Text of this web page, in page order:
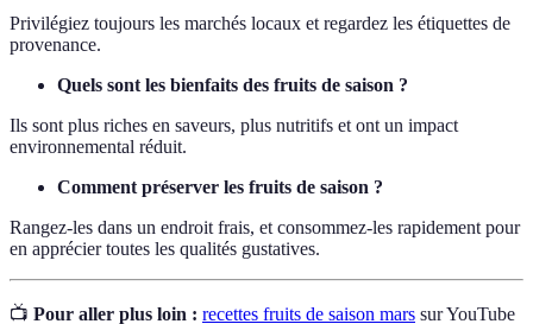
Privilégiez toujours les marchés locaux et regardez les étiquettes de
provenance.
Quels sont les bienfaits des fruits de saison ?
Ils sont plus riches en saveurs, plus nutritifs et ont un impact
environnemental réduit.
Comment préserver les fruits de saison ?
Rangez-les dans un endroit frais, et consommez-les rapidement pour
en apprécier toutes les qualités gustatives.
📺 Pour aller plus loin : recettes fruits de saison mars sur YouTube